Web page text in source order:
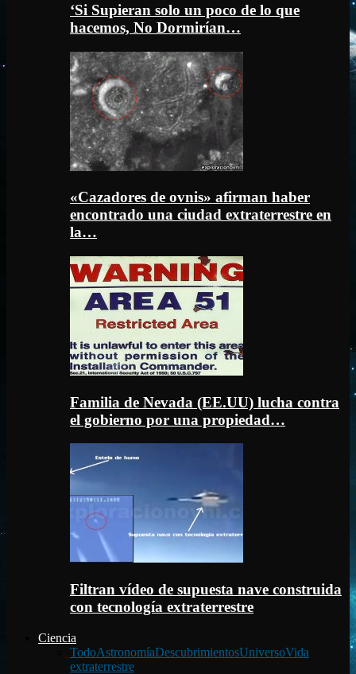
‘Si Supieran solo un poco de lo que
hacemos, No Dormirían…
«Cazadores de ovnis» afirman haber
encontrado una ciudad extraterrestre en
la…
Familia de Nevada (EE.UU) lucha contra
el gobierno por una propiedad…
Filtran vídeo de supuesta nave construida
con tecnología extraterrestre
Ciencia
TodoAstronomíaDescubrimientosUniversoVida
extraterrestre